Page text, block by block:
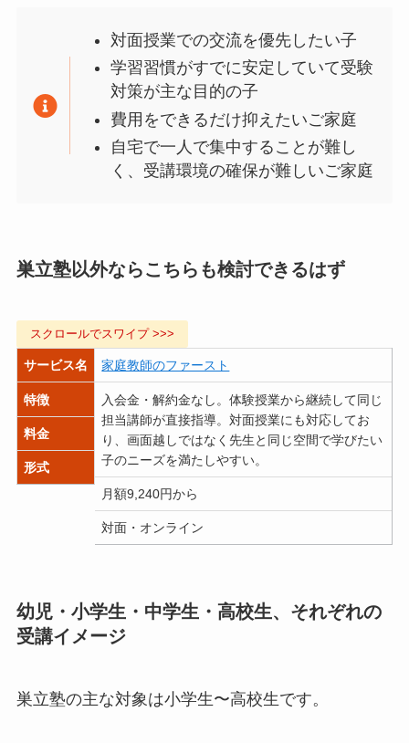
対面授業での交流を優先したい子
学習習慣がすでに安定していて受験
対策が主な目的の子
費用をできるだけ抑えたいご家庭
自宅で一人で集中することが難し
く、受講環境の確保が難しいご家庭
巣立塾以外ならこちらも検討できるはず
サービス名
特徴
料金
形式
家庭教師のファースト
入会金・解約金なし。体験授業から継続して同じ
担当講師が直接指導。対面授業にも対応してお
り、画面越しではなく先生と同じ空間で学びたい
子のニーズを満たしやすい。
月額9,240円から
対面・オンライン
幼児・小学生・中学生・高校生、それぞれの
受講イメージ
巣立塾の主な対象は小学生〜高校生です。